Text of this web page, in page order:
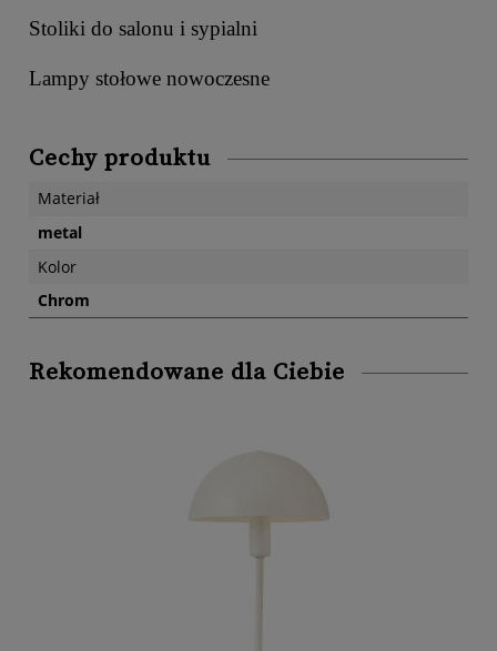
Stoliki do salonu i sypialni
Lampy stołowe nowoczesne
Cechy produktu
Materiał
metal
Kolor
Chrom
Rekomendowane dla Ciebie